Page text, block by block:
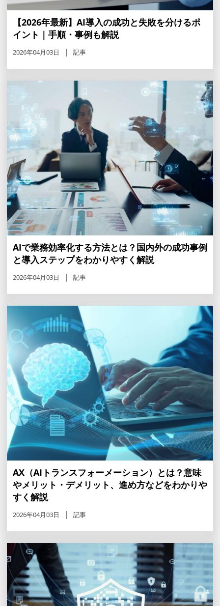
【2026年最新】AI導入の成功と失敗を分けるポ
イント｜手順・事例も解説
2026年04月03日 記事
AIで業務効率化する方法とは？国内外の成功事例
と導入ステップをわかりやすく解説
2026年04月03日 記事
AX（AIトランスフォーメーション）とは？意味
やメリット・デメリット、進め方などをわかりや
すく解説
2026年04月03日 記事